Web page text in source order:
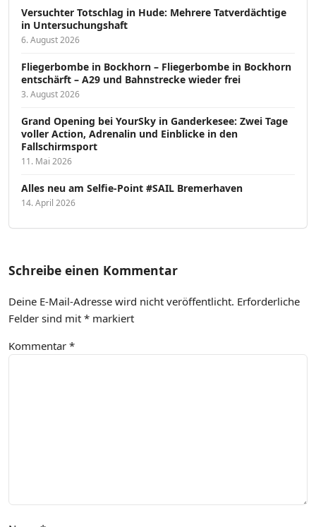
Versucht­er Totschlag in Hude: Mehrere Tatverdächtige
in Untersuchungshaft
6. August 2026
Fliegerbombe in Bockhorn – Fliegerbombe in Bockhorn
entschärft – A29 und Bahnstrecke wieder frei
3. August 2026
Grand Opening bei YourSky in Ganderkesee: Zwei Tage
voller Action, Adrenalin und Einblicke in den
Fallschirmsport
11. Mai 2026
Alles neu am Selfie-Point #SAIL Bremerhaven
14. April 2026
Schreibe einen Kommentar
Deine E-Mail-Adresse wird nicht veröffentlicht. Erforderliche
Felder sind mit * markiert
Kommentar *